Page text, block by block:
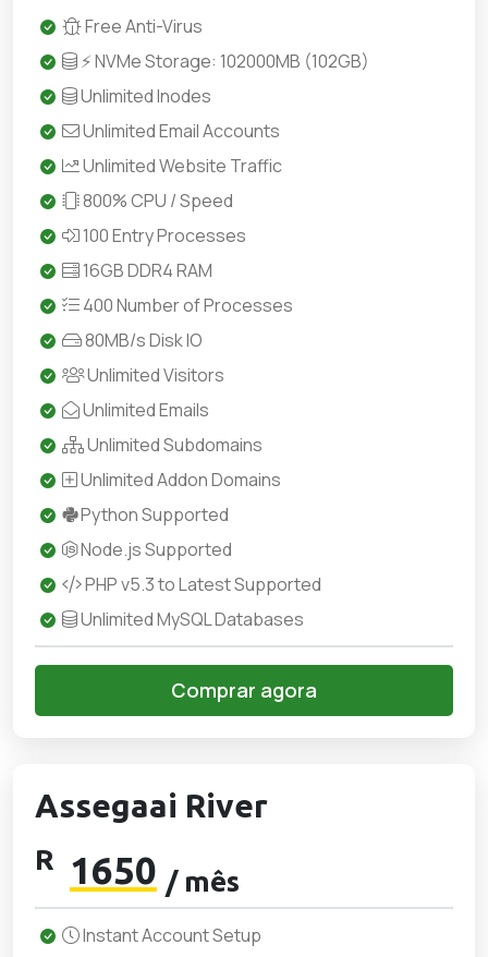
Free Anti-Virus
⚡ NVMe Storage: 102000MB (102GB)
Unlimited Inodes
Unlimited Email Accounts
Unlimited Website Traffic
800% CPU / Speed
100 Entry Processes
16GB DDR4 RAM
400 Number of Processes
80MB/s Disk IO
Unlimited Visitors
Unlimited Emails
Unlimited Subdomains
Unlimited Addon Domains
Python Supported
Node.js Supported
PHP v5.3 to Latest Supported
Unlimited MySQL Databases
Comprar agora
Assegaai River
R 1650 / mês
Instant Account Setup